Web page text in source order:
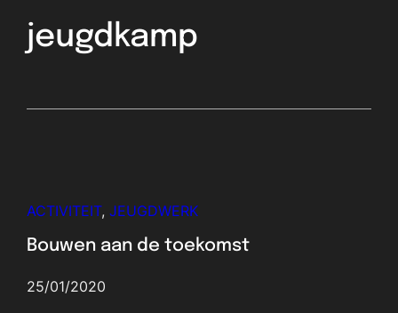
jeugdkamp
ACTIVITEIT, JEUGDWERK
Bouwen aan de toekomst
25/01/2020